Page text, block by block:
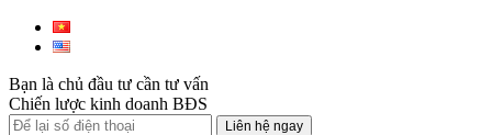
Bạn là chủ đầu tư cần tư vấn
Chiến lược kinh doanh BĐS
Liên hệ ngay